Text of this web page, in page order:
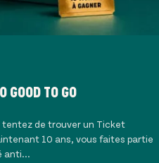
GOOD TO GO
tentez de trouver un Ticket
10 ans, vous faites partie
anti...